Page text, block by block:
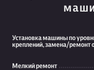
Установка машины по
креплений, замена/ремонт
Мелкий ремонт